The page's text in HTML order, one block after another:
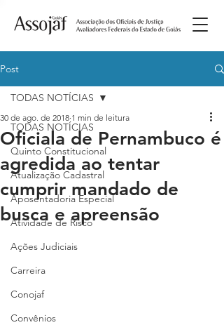
Post
TODAS NOTÍCIAS
Quinto Constitucional
Atualização Cadastral
Aposentadoria Especial
Atividade de Risco
Ações Judiciais
Carreira
Conojaf
Convênios
TODAS NOTÍCIAS
Oficiala de Pernambuco é
agredida ao tentar
cumprir mandado de
busca e apreensão
30 de ago. de 2018 1 min de leitura